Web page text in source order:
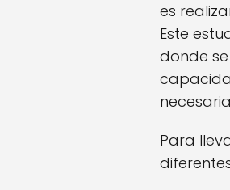
es
Este
donde
Para